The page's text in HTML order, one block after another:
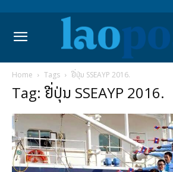
Home Tags ຢີ່ປຸ່ນ SSEAYP 2016.
Tag: ຢີ່ປຸ່ນ SSEAYP 2016.